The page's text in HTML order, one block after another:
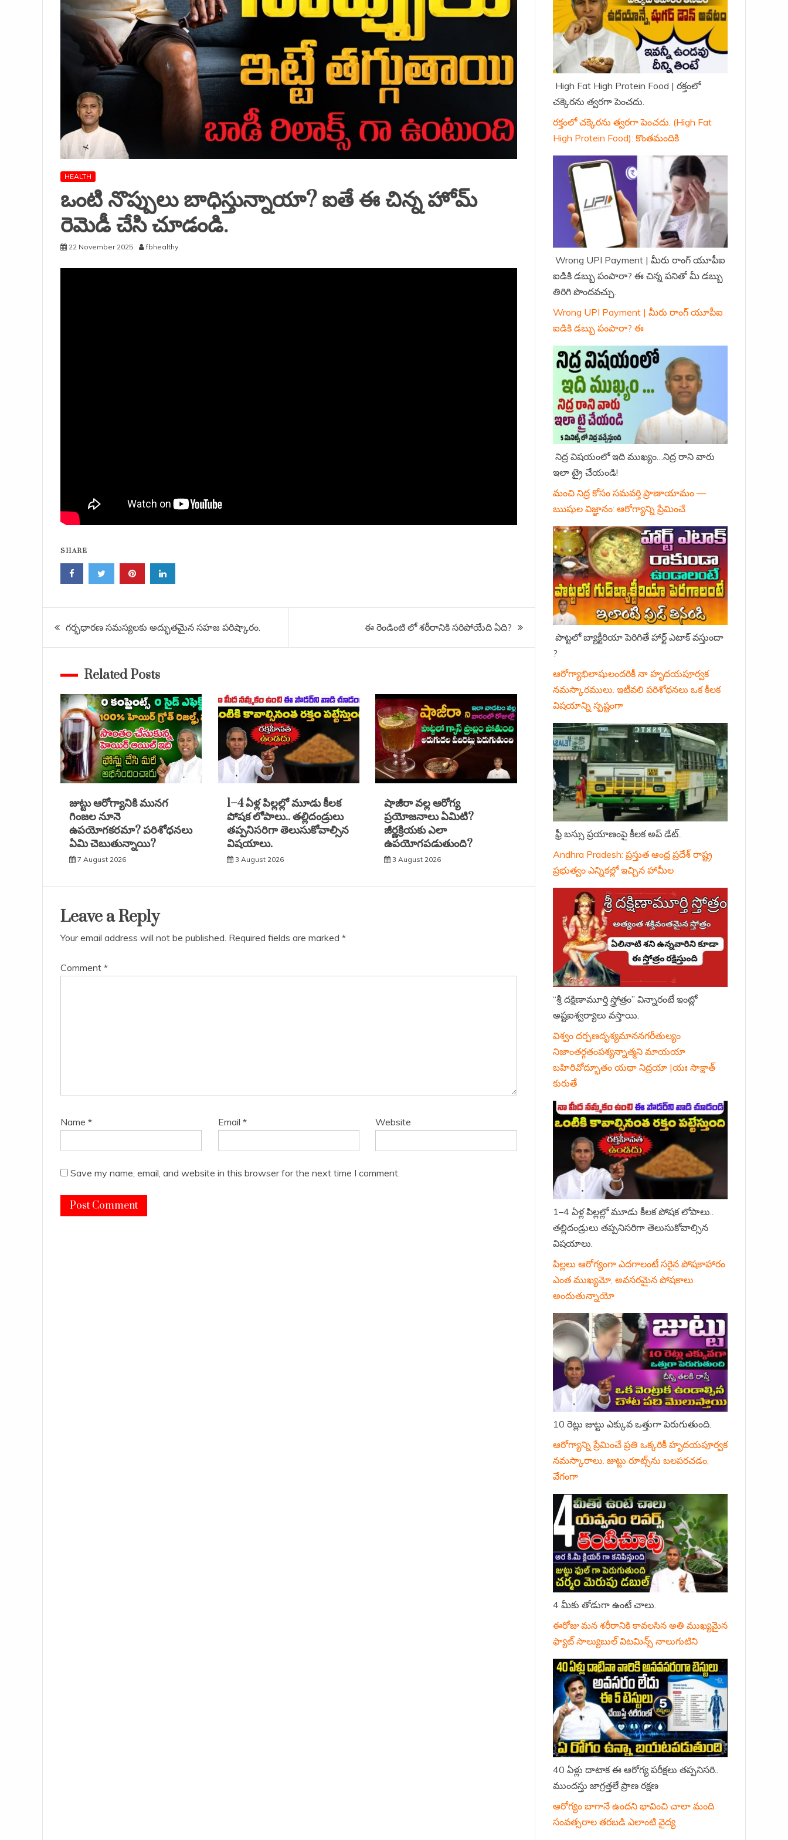
HEALTH
ఒంటి నొప్పులు బాధిస్తున్నాయా? ఐతే ఈ చిన్న హోమ్
రెమెడీ చేసి చూడండి.
22 November 2025 fbhealthy
SHARE
Post
navigation
గర్భధారణ సమస్యలకు అద్భుతమైన సహజ పరిష్కారం. ఈ రెండింటి లో శరీరానికి సరిపోయేది ఏది?
Related Posts
జుట్టు ఆరోగ్యానికి మునగ
గింజల నూనె
ఉపయోగకరమా? పరిశోధనలు
ఏమి చెబుతున్నాయి?
7 August 2026
1–4 ఏళ్ల పిల్లల్లో మూడు కీలక
పోషక లోపాలు.. తల్లిదండ్రులు
తప్పనిసరిగా తెలుసుకోవాల్సిన
విషయాలు.
3 August 2026
షాజీరా వల్ల ఆరోగ్య
ప్రయోజనాలు ఏమిటి?
జీర్ణక్రియకు ఎలా
ఉపయోగపడుతుంది?
3 August 2026
Leave a Reply
Your email address will not be published. Required fields are marked *
Comment *
Name * Email * Website
Save my name, email, and website in this browser for the next time I comment.
High Fat High Protein Food | రక్తంలో
చక్కెరను త్వరగా పెంచదు.
రక్తంలో చక్కెరను త్వరగా పెంచదు. (High Fat
High Protein Food): కొంతమందికి
Wrong UPI Payment | మీరు రాంగ్ యూపీఐ
ఐడికి డబ్బు పంపారా? ఈ చిన్న పనితో మీ డబ్బు
తిరిగి పొందవచ్చు.
Wrong UPI Payment | మీరు రాంగ్ యూపీఐ
ఐడికి డబ్బు పంపారా? ఈ
నిద్ర విషయంలో ఇది ముఖ్యం…నిద్ర రాని వారు
ఇలా ట్రై చేయండి!
మంచి నిద్ర కోసం సమవర్తి ప్రాణాయామం —
ఋషుల విజ్ఞానం: ఆరోగ్యాన్ని ప్రేమించే
పొట్టలో బ్యాక్టీరియా పెరిగితే హార్ట్ ఎటాక్ వస్తుందా
?
ఆరోగ్యాభిలాషులందరికీ నా హృదయపూర్వక
నమస్కారములు. ఇటీవలి పరిశోధనలు ఒక కీలక
విషయాన్ని స్పష్టంగా
ఫ్రీ బస్సు ప్రయాణంపై కీలక అప్ డేట్..
Andhra Pradesh: ప్రస్తుత ఆంధ్ర ప్రదేశ్ రాష్ట్ర
ప్రభుత్వం ఎన్నికల్లో ఇచ్చిన హామీల
“శ్రీ దక్షిణామూర్తి స్త్రోత్రం” విన్నారంటే ఇంట్లో
అష్టఐశ్వర్యాలు వస్తాయి.
విశ్వం దర్పణదృశ్యమాననగరీతుల్యం
నిజాంతర్గతంపశ్యన్నాత్మని మాయయా
బహిరివోద్భూతం యథా నిద్రయా |యః సాక్షాత్
కురుతే
1–4 ఏళ్ల పిల్లల్లో మూడు కీలక పోషక లోపాలు..
తల్లిదండ్రులు తప్పనిసరిగా తెలుసుకోవాల్సిన
విషయాలు.
పిల్లలు ఆరోగ్యంగా ఎదగాలంటే సరైన పోషకాహారం
ఎంత ముఖ్యమో, అవసరమైన పోషకాలు
అందుతున్నాయో
10 రెట్లు జుట్టు ఎక్కువ ఒత్తుగా పెరుగుతుంది.
ఆరోగ్యాన్ని ప్రేమించే ప్రతి ఒక్కరికీ హృదయపూర్వక
నమస్కారాలు. జుట్టు రూట్స్‌ను బలపరచడం,
వేగంగా
4 మీకు తోడుగా ఉంటే చాలు.
ఈరోజు మన శరీరానికి కావలసిన అతి ముఖ్యమైన
ఫ్యాట్ సాల్యుబుల్ విటమిన్స్ నాలుగుటిని
40 ఏళ్లు దాటాక ఈ ఆరోగ్య పరీక్షలు తప్పనిసరి..
ముందస్తు జాగ్రత్తలే ప్రాణ రక్షణ
ఆరోగ్యం బాగానే ఉందని భావించి చాలా మంది
సంవత్సరాల తరబడి ఎలాంటి వైద్య